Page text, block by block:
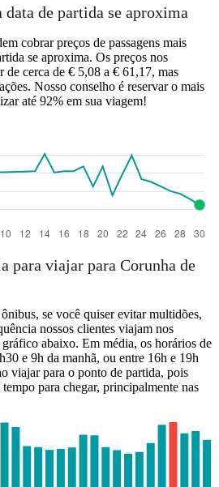
data de partida se aproxima
cobrar preços de passagens mais
se aproxima. Os preços nos
cerca de € 5,08 a € 61,17, mas
Nosso conselho é reservar o mais
até 92% em sua viagem!
para viajar para Corunha de
se você quiser evitar multidões,
nossos clientes viajam nos
abaixo. Em média, os horários de
e 9h da manhã, ou entre 16h e 19h
viajar para o ponto de partida, pois
para chegar, principalmente nas